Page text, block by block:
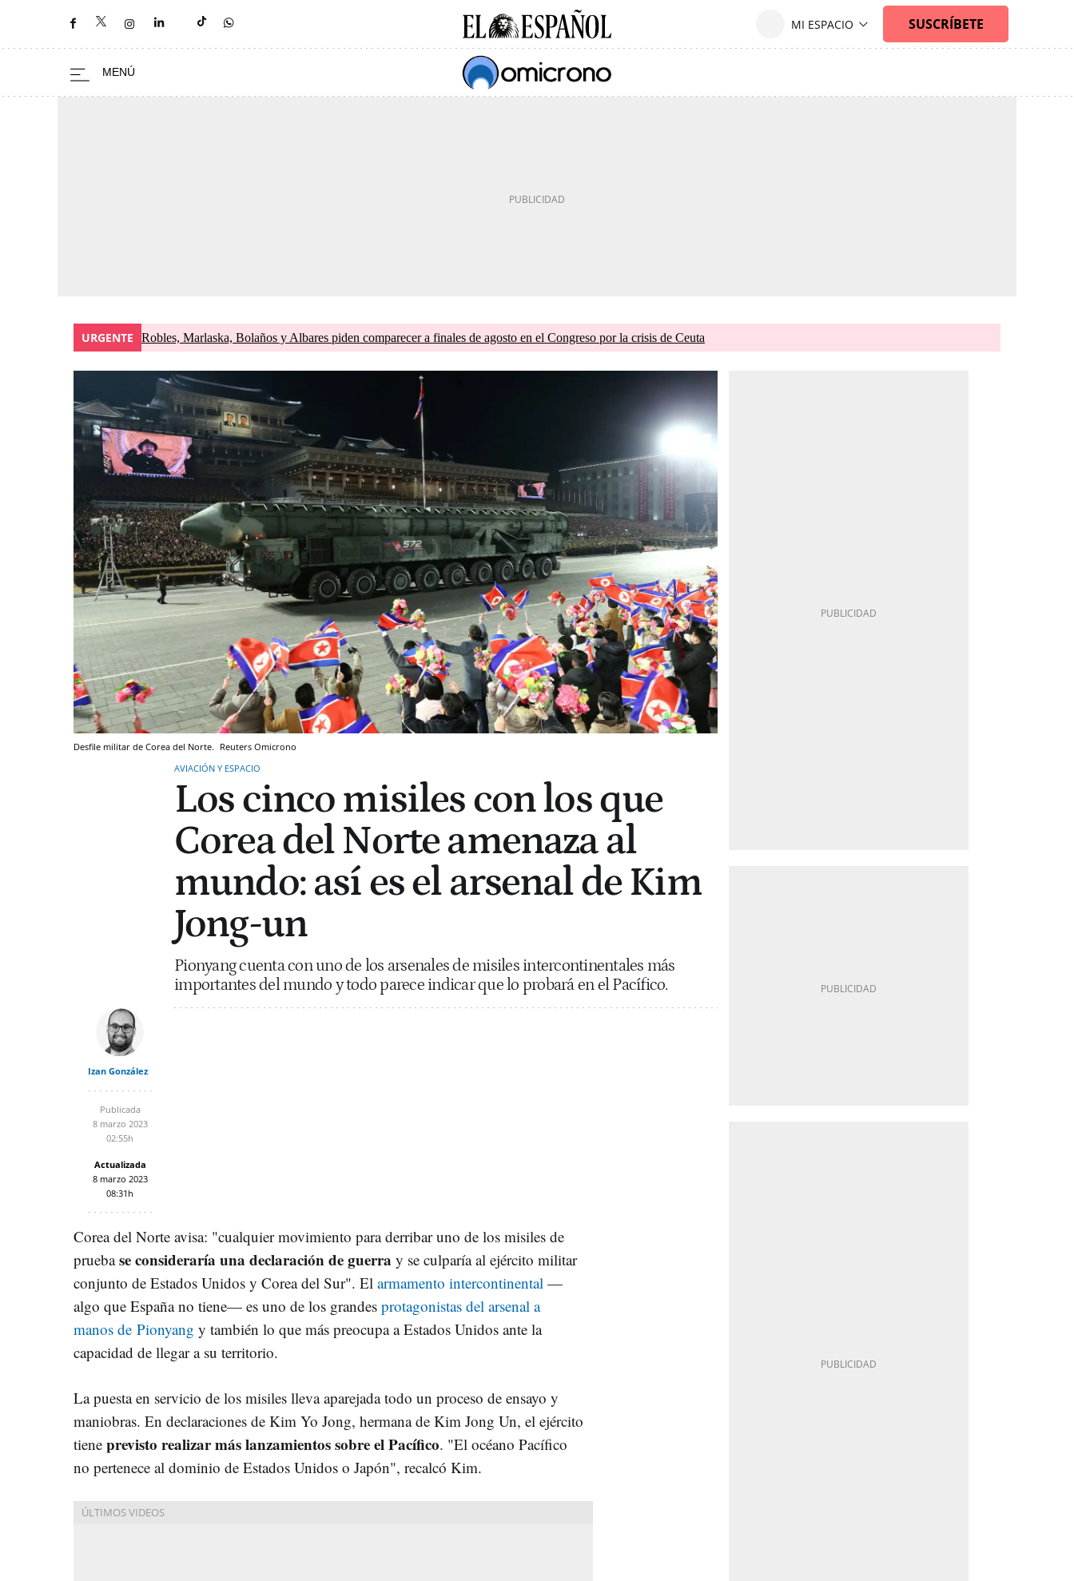
URGENTE Robles, Marlaska, Bolaños y Albares piden comparecer a finales de agosto en el Congreso por la crisis de Ceuta
Desfile militar de Corea del Norte. Reuters Omicrono
AVIACIÓN Y ESPACIO
Los cinco misiles con los que
Corea del Norte amenaza al
mundo: así es el arsenal de Kim
Jong-un
Pionyang cuenta con uno de los arsenales de misiles intercontinentales más
importantes del mundo y todo parece indicar que lo probará en el Pacífico.
Izan González
Publicada
8 marzo 2023
02:55h
Actualizada
8 marzo 2023
08:31h
Corea del Norte avisa: "cualquier movimiento para derribar uno de los misiles de
pruebase consideraría una declaración de guerra y se culparía al ejército militar
conjunto de Estados Unidos y Corea del Sur". El armamento intercontinental —
algo que España no tiene— es uno de los grandes protagonistas del arsenal a
manos de Pionyang y también lo que más preocupa a Estados Unidos ante la
capacidad de llegar a su territorio.
La puesta en servicio de los misiles lleva aparejada todo un proceso de ensayo y
maniobras. En declaraciones de Kim Yo Jong, hermana de Kim Jong Un, el ejército
tiene previsto realizar más lanzamientos sobre el Pacífico. "El océano Pacífico
no pertenece al dominio de Estados Unidos o Japón", recalcó Kim.